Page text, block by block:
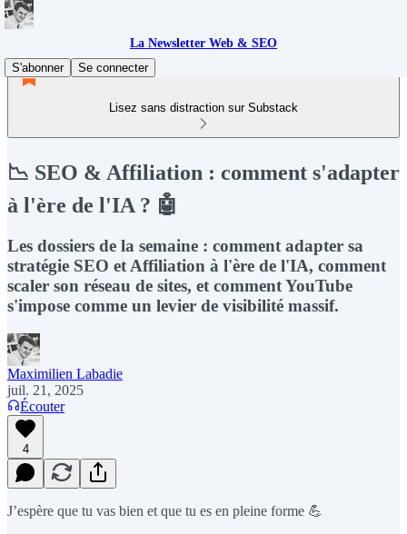
La Newsletter Web & SEO
S'abonner
Se connecter
Lisez sans distraction sur Substack
📉 SEO & Affiliation : comment s'adapter
à l'ère de l'IA ? 🤖
Les dossiers de la semaine : comment adapter sa
stratégie SEO et Affiliation à l'ère de l'IA, comment
scaler son réseau de sites, et comment YouTube
s'impose comme un levier de visibilité massif.
Maximilien Labadie
juil. 21, 2025
Écouter
4
J’espère que tu vas bien et que tu es en pleine forme 💪